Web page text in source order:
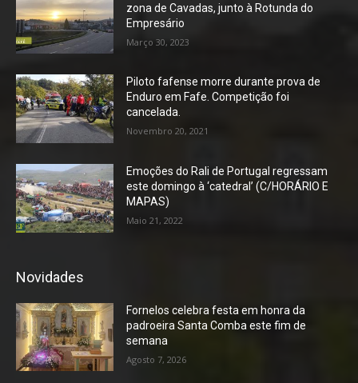
zona de Cavadas, junto à Rotunda do
Empresário
Março 30, 2023
Piloto fafense morre durante prova de
Enduro em Fafe. Competição foi
cancelada.
Novembro 20, 2021
Emoções do Rali de Portugal regressam
este domingo à ‘catedral’ (C/HORÁRIO E
MAPAS)
Maio 21, 2022
Novidades
Fornelos celebra festa em honra da
padroeira Santa Comba este fim de
semana
Agosto 7, 2026